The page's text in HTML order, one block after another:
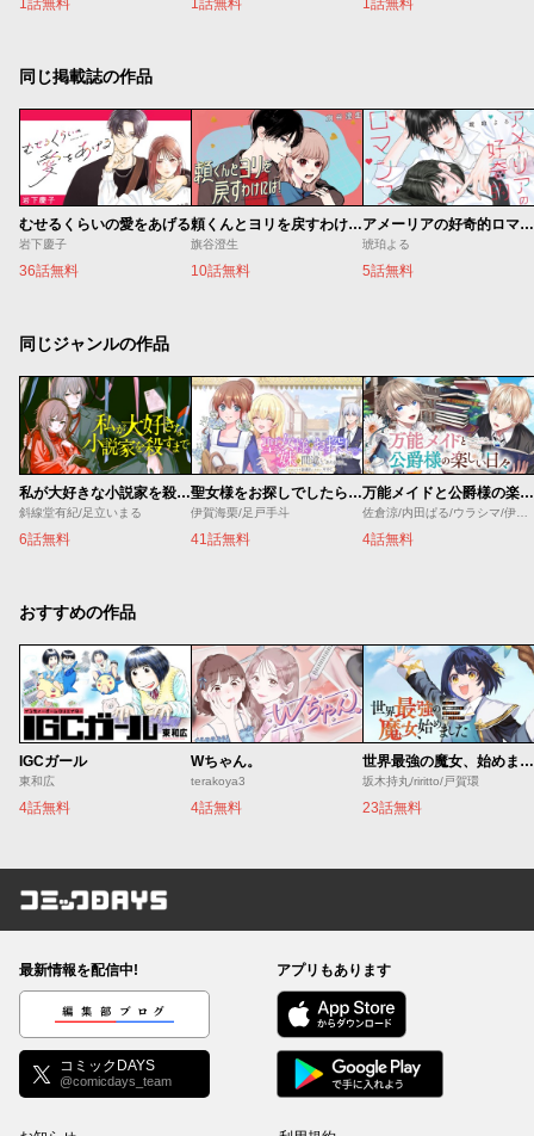
同じ掲載誌の作品
むせるくらいの愛をあげる
岩下慶子
36話無料
頼くんとヨリを戻すわけには！
旗谷澄生
10話無料
アメーリアの好奇的ロマンス
琥珀よる
5話無料
同じジャンルの作品
私が大好きな小説家を殺すまで
斜線堂有紀/足立いまる
6話無料
聖女様をお探しでしたら妹で間違いありません。さあどうぞお連れください、今すぐ。
伊賀海栗/足戸手斗
41話無料
万能メイドと公爵様の楽しい日々
佐倉涼/内田ぱる/ウラシマ/伊藤テリヤキ
4話無料
おすすめの作品
IGCガール
東和広
4話無料
Wちゃん。
terakoya3
4話無料
世界最強の魔女、始めました ～私だけ『攻略サイト』を見れる世界で自由に生きます～
坂木持丸/riritto/戸賀環
23話無料
コミックDAYS
最新情報を配信中!
編集部ブログ
コミックDAYS
@comicdays_team
アプリもあります